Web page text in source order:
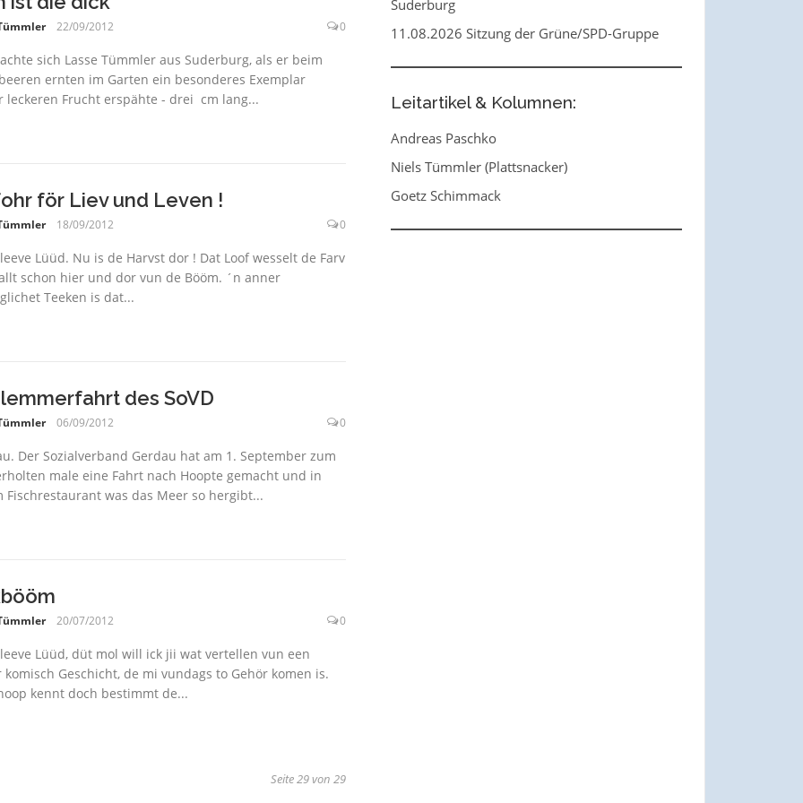
22/09/2012 0
sich Lasse Tümmler aus Suderburg, als er beim
ernten im Garten ein besonderes Exemplar
leckeren Frucht erspähte - drei cm lang...
för Liev und Leven !
18/09/2012 0
Lüüd. Nu is de Harvst dor ! Dat Loof wesselt de Farv
schon hier und dor vun de Bööm. ´n anner
Teeken is dat...
des SoVD
06/09/2012 0
Der Sozialverband Gerdau hat am 1. September zum
male eine Fahrt nach Hoopte gemacht und in
Fischrestaurant was das Meer so hergibt...
20/07/2012 0
Lüüd, düt mol will ick jii wat vertellen vun een
komisch Geschicht, de mi vundags to Gehör komen is.
kennt doch bestimmt de...
Seite 29 von 29
Suderburg
11.08.2026 Sitzung der Grüne/SPD-Gruppe
Leitartikel & Kolumnen:
Andreas Paschko
Niels Tümmler (Plattsnacker)
Goetz Schimmack